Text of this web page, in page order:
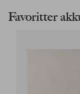
Favoritter